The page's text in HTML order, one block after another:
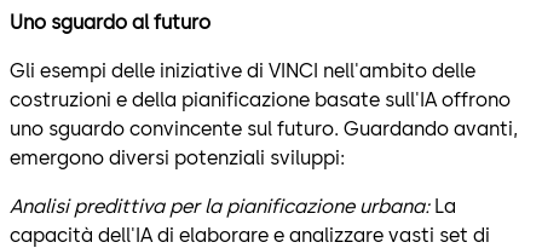
Uno sguardo al futuro
Gli esempi delle iniziative di VINCI nell'ambito delle
costruzioni e della pianificazione basate sull'IA offrono
uno sguardo convincente sul futuro. Guardando avanti,
emergono diversi potenziali sviluppi:
Analisi predittiva per la pianificazione urbana:La
capacità dell'IA di elaborare e analizzare vasti set di